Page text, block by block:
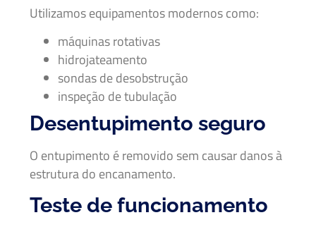
Utilizamos equipamentos modernos como:
máquinas rotativas
hidrojateamento
sondas de desobstrução
inspeção de tubulação
Desentupimento seguro
O entupimento é removido sem causar danos à
estrutura do encanamento.
Teste de funcionamento